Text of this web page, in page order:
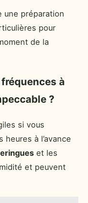
une préparation
pour
de la
à
?
si vous
à l’avance
et les
et peuvent